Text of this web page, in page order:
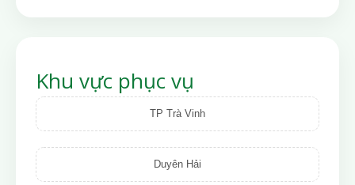
Khu vực phục vụ
TP Trà Vinh
Duyên Hải